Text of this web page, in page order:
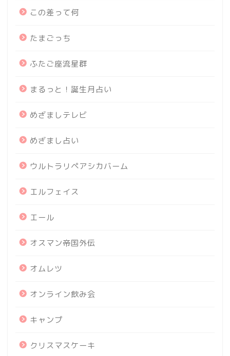
この差って何
たまごっち
ふたご座流星群
まるっと！誕生月占い
めざましテレビ
めざまし占い
ウルトラリペアシカバーム
エルフェイス
エール
オスマン帝国外伝
オムレツ
オンライン飲み会
キャンプ
クリスマスケーキ